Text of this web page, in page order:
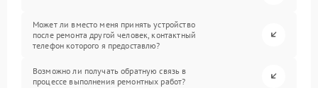
Может ли вместо меня принять устройство
после ремонта другой человек, контактный
телефон которого я предоставлю?
Возможно ли получать обратную связь в
процессе выполнения ремонтных работ?